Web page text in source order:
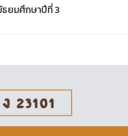
ธยมศึกษาปีที่ 3